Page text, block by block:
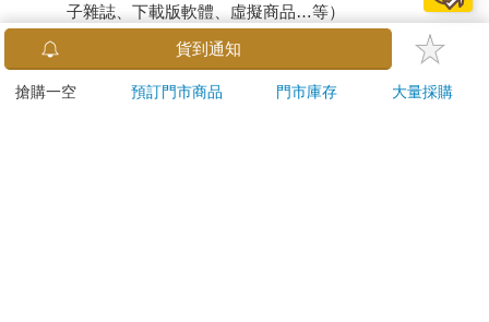
子雜誌、下載版軟體、虛擬商品…等）
已拆封之個人衛生用品。（如：內衣褲、刮鬍刀、除毛
若非上列種類商品，均享有到貨7天的猶豫期（含例假
貨到通知
搶購一空 預訂門市商品 門市庫存 大量採購